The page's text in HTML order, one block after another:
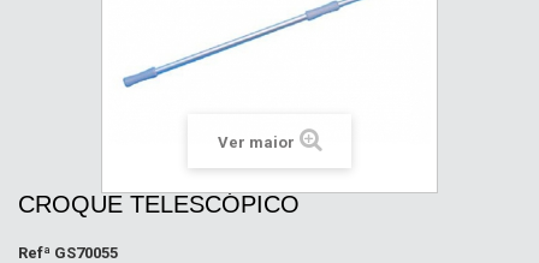
Ver maior
CROQUE TELESCÓPICO
Refª GS70055